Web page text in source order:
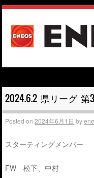
Skip to content
2024.6.2 県リーグ 第
Posted on2024年6月1日 by
スターティングメンバー
FW 松下、中村